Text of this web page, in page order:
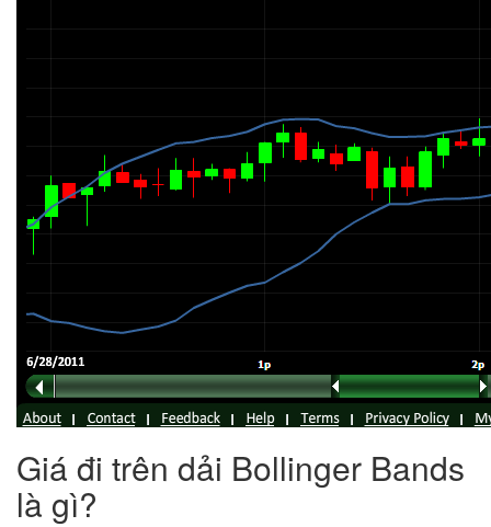
Giá đi trên dải Bollinger Bands
là gì?